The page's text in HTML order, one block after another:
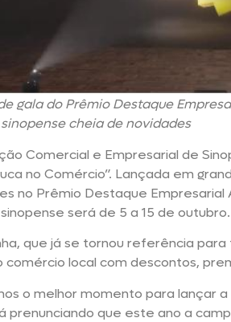
gala do Prêmio Destaque
cheia de novidades
Comercial e Empresarial de
no Comércio”. Lançada em
no Prêmio Destaque Empresarial
será de 5 a 15 de outubro.
que já se tornou referência
comércio local com descontos,
o melhor momento para lançar
prenunciando que este ano a